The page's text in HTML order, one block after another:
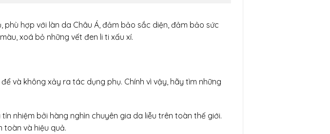
hợp với làn da Châu Á, đảm bảo sắc diện, đảm bảo sức
xoá bỏ những vết đen li ti xấu xí.
và không xảy ra tác dụng phụ. Chính vì vậy, hãy tìm những
nhiệm bởi hàng nghìn chuyên gia da liễu trên toàn thế giới.
toàn và hiệu quả.